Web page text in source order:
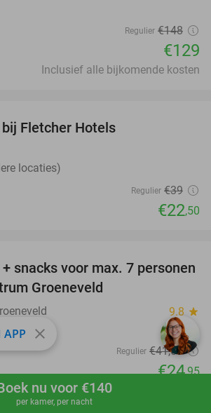
Boek nu
nu voor €140
per kamer, per nacht
Regulier €148
€129
Inclusief alle bijkomende kosten
Fletcher Hotels
locaties)
Regulier €39
€22,50
40%
snacks voor max. 7 personen
Groeneveld
9.8 star
Regulier €41,50
€24,95
APP close